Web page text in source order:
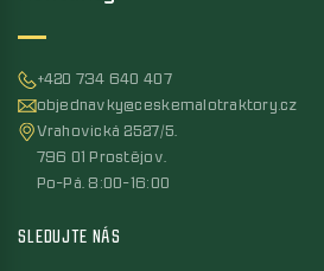
+420 734 640 407
objednavky@ceskemalotraktory.cz
Vrahovická 2527/5,
796 01 Prostějov,
Po-Pá, 8:00-16:00
SLEDUJTE NÁS